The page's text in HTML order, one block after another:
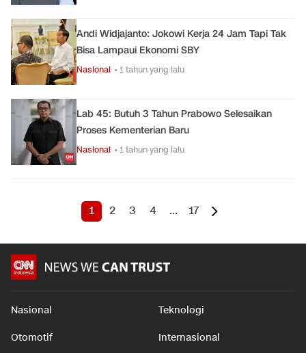
Andi Widjajanto: Jokowi Kerja 24 Jam Tapi Tak
Bisa Lampaui Ekonomi SBY
Nasional • 1 tahun yang lalu
Lab 45: Butuh 3 Tahun Prabowo Selesaikan
Proses Kementerian Baru
Nasional • 1 tahun yang lalu
1 2 3 4 ... 17
Nasional Teknologi
Otomotif Internasional